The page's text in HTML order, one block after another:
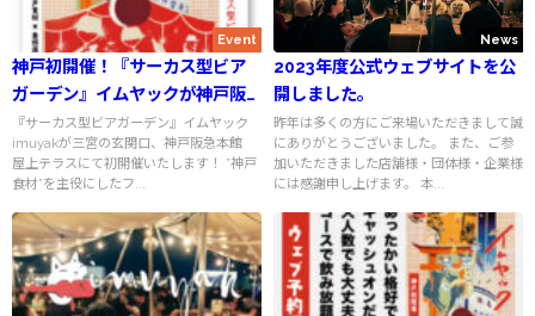
Event
神戸初開催！『サーカス型ビア
ガーデン』イムヤックが神戸阪
急本館屋上にて開催決定
『サーカス型ビアガーデン』イムヤック
imuyakが三宮の玄関口、神戸阪急本館
屋上テラスにて初開催いたします！ ”神戸
食材”を主役にしたフ...
News
2023年度公式ウェブサイトを公
開しました。
昨年は多くの方にご来場いただきまして誠
にありがとうございました。 また、ご参
加いただきました店舗様・団体様・企業様
には感謝申し上げます。 本...